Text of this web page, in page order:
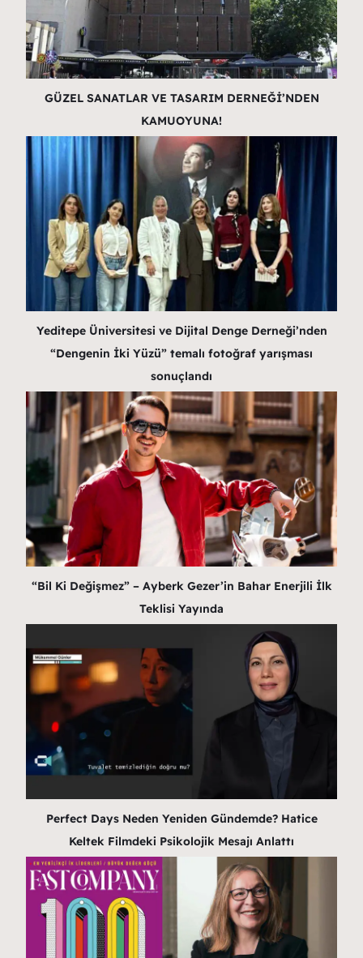
GÜZEL SANATLAR VE TASARIM DERNEĞİ’NDEN
KAMUOYUNA!
Yeditepe Üniversitesi ve Dijital Denge Derneği’nden
“Dengenin İki Yüzü” temalı fotoğraf yarışması
sonuçlandı
“Bil Ki Değişmez” – Ayberk Gezer’in Bahar Enerjili İlk
Teklisi Yayında
Perfect Days Neden Yeniden Gündemde? Hatice
Keltek Filmdeki Psikolojik Mesajı Anlattı